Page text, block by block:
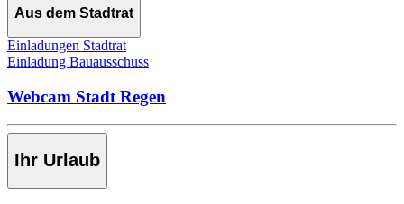
Aus dem Stadtrat
Einladungen Stadtrat
Einladung Bauausschuss
Webcam Stadt Regen
Ihr Urlaub